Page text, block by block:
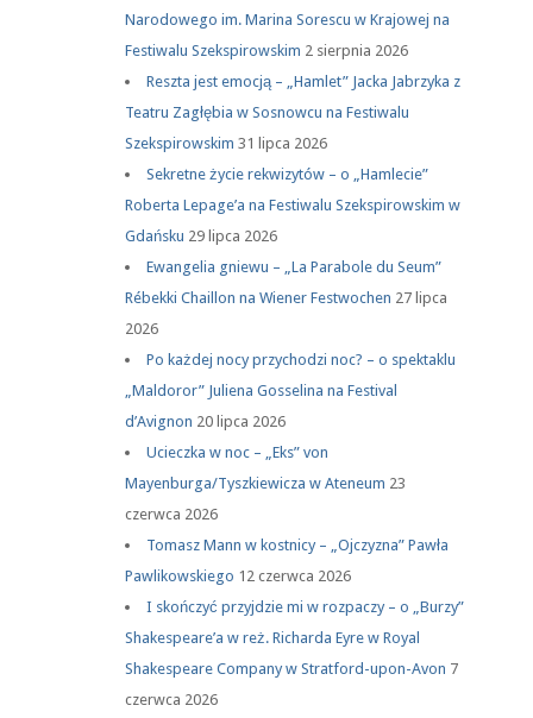
Narodowego im. Marina Sorescu w Krajowej na
Festiwalu Szekspirowskim 2 sierpnia 2026
Reszta jest emocją – „Hamlet” Jacka Jabrzyka z
Teatru Zagłębia w Sosnowcu na Festiwalu
Szekspirowskim 31 lipca 2026
Sekretne życie rekwizytów – o „Hamlecie”
Roberta Lepage’a na Festiwalu Szekspirowskim w
Gdańsku 29 lipca 2026
Ewangelia gniewu – „La Parabole du Seum”
Rébekki Chaillon na Wiener Festwochen 27 lipca
2026
Po każdej nocy przychodzi noc? – o spektaklu
„Maldoror” Juliena Gosselina na Festival
d’Avignon 20 lipca 2026
Ucieczka w noc – „Eks” von
Mayenburga/Tyszkiewicza w Ateneum 23
czerwca 2026
Tomasz Mann w kostnicy – „Ojczyzna” Pawła
Pawlikowskiego 12 czerwca 2026
I skończyć przyjdzie mi w rozpaczy – o „Burzy”
Shakespeare’a w reż. Richarda Eyre w Royal
Shakespeare Company w Stratford-upon-Avon 7
czerwca 2026